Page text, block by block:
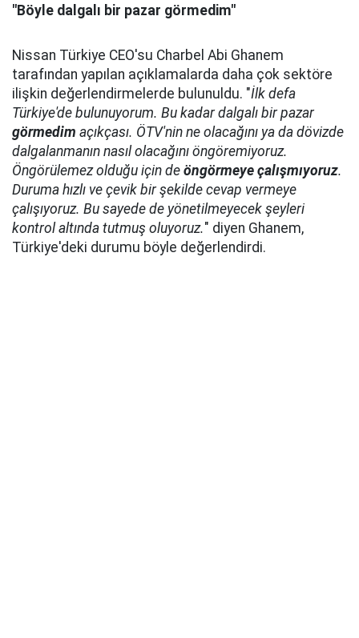
"Böyle dalgalı bir pazar görmedim"
Nissan Türkiye CEO'su Charbel Abi Ghanem
tarafından yapılan açıklamalarda daha çok sektöre
ilişkin değerlendirmelerde bulunuldu. "İlk defa
Türkiye'de bulunuyorum. Bu kadar dalgalı bir pazar
görmedim açıkçası. ÖTV'nin ne olacağını ya da dövizde
dalgalanmanın nasıl olacağını öngöremiyoruz.
Öngörülemez olduğu için de öngörmeye çalışmıyoruz.
Duruma hızlı ve çevik bir şekilde cevap vermeye
çalışıyoruz. Bu sayede de yönetilmeyecek şeyleri
kontrol altında tutmuş oluyoruz." diyen Ghanem,
Türkiye'deki durumu böyle değerlendirdi.